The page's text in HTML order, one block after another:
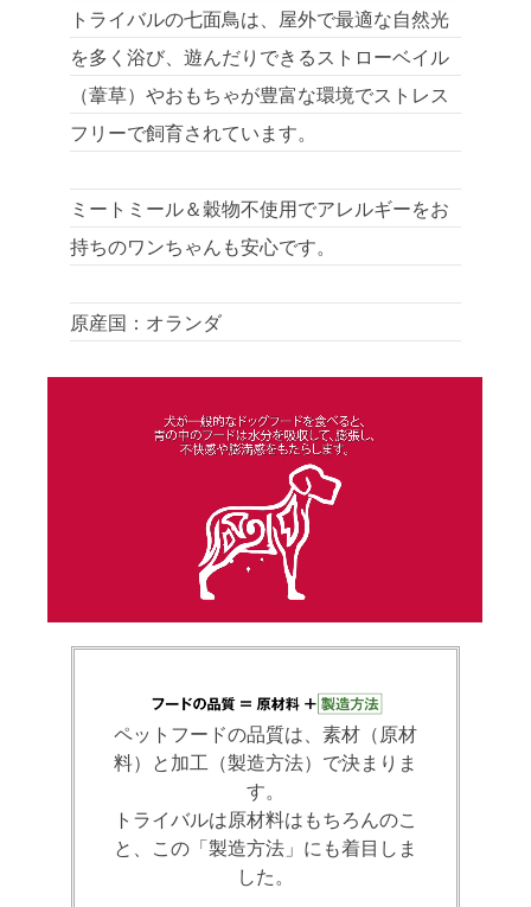
トライバルの七面鳥は、屋外で最適な自然光
を多く浴び、遊んだりできるストローベイル
（葦草）やおもちゃが豊富な環境でストレス
フリーで飼育されています。
ミートミール＆穀物不使用でアレルギーをお
持ちのワンちゃんも安心です。
原産国：オランダ
ペットフードの品質は、素材（原材
料）と加工（製造方法）で決まりま
す。
トライバルは原材料はもちろんのこ
と、この「製造方法」にも着目しま
した。